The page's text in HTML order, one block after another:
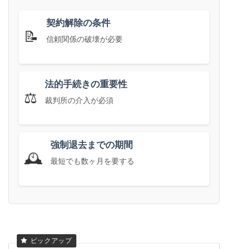
📝
契約解除の条件
信頼関係の破壊が必要
⚖️
法的手続きの重要性
裁判所の介入が必須
🕰️
強制退去までの期間
最短でも数ヶ月を要する